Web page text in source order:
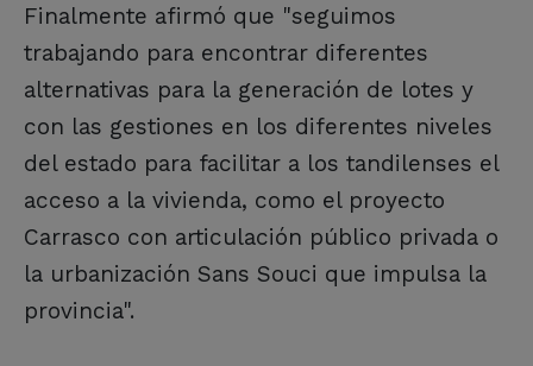
Finalmente afirmó que "seguimos
trabajando para encontrar diferentes
alternativas para la generación de lotes y
con las gestiones en los diferentes niveles
del estado para facilitar a los tandilenses el
acceso a la vivienda, como el proyecto
Carrasco con articulación público privada o
la urbanización Sans Souci que impulsa la
provincia".